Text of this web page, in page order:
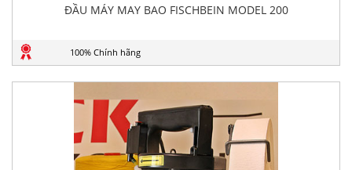
ĐẦU MÁY MAY BAO FISCHBEIN MODEL 200
100% Chính hãng